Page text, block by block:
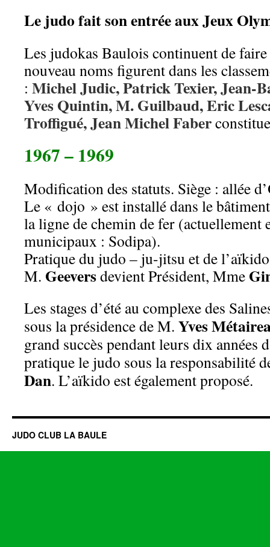
Le judo fait son entrée aux Jeux
Les judokas Baulois continuent de
nouveau noms figurent dans les
: Michel Judic, Patrick Texier, Jean-
Yves Quintin, M. Guilbaud, Eric
Troffigué, Jean Michel Faber
1967 – 1969
Modification des statuts. Siège : allée
Le « dojo » est installé dans le
la ligne de chemin de fer (actuellement
municipaux : Sodipa).
Pratique du judo – ju-jitsu et de
M. Geeversdevient Président, Mme
Les stages d’été au complexe des
sous la présidence de M. Yves
grand succès pendant leurs dix années
pratique le judo sous la responsabilité
Dan. L’aïkido est également proposé.
JUDO CLUB LA BAULE